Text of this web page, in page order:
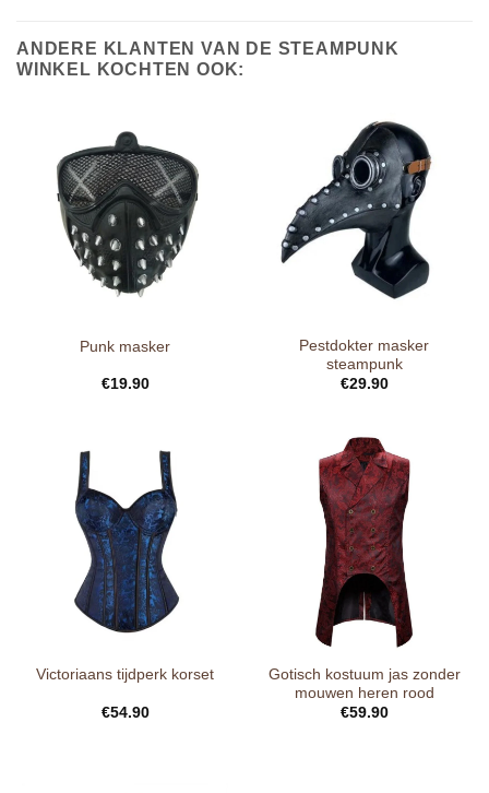
ANDERE KLANTEN VAN DE STEAMPUNK
WINKEL KOCHTEN OOK:
Punk masker
€19.90
Pestdokter masker
steampunk
€29.90
Victoriaans tijdperk korset
€54.90
Gotisch kostuum jas zonder
mouwen heren rood
€59.90